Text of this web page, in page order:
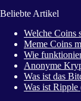
Beliebte Artikel
Welche Coins
Meme Coins
Wie
Anonyme
Was ist das
Was ist